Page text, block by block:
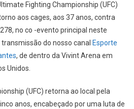
Fighting Championship (UFC)
aos cages, aos 37 anos, contra
no co -evento principal neste
do nosso canal Esporte
, de dentro da Vivint Arena em
Unidos.
(UFC) retorna ao local pela
anos, encabeçado por uma luta de